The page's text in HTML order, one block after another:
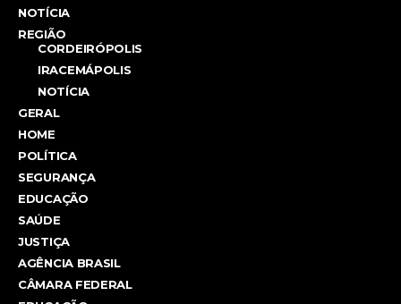
NOTÍCIA
REGIÃO
CORDEIRÓPOLIS
IRACEMÁPOLIS
NOTÍCIA
GERAL
HOME
POLÍTICA
SEGURANÇA
EDUCAÇÃO
SAÚDE
JUSTIÇA
AGÊNCIA BRASIL
CÂMARA FEDERAL